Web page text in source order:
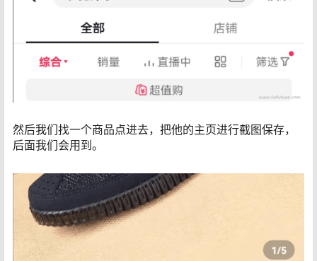
然后我们找一个商品点进去，把他的主页进行截图保存，
后面我们会用到。